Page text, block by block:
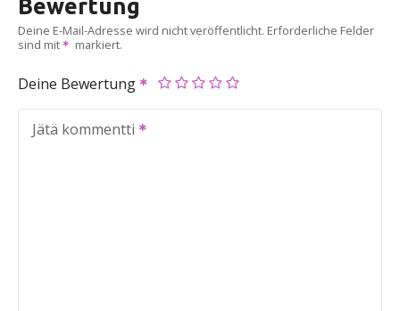
Bewertung
Deine E-Mail-Adresse wird nicht veröffentlicht. Erforderliche Felder
sind mit
markiert.
Deine Bewertung
Jätä kommentti